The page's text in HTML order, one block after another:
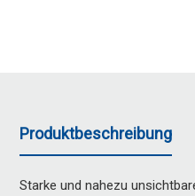
Produktbeschreibung
Starke und nahezu